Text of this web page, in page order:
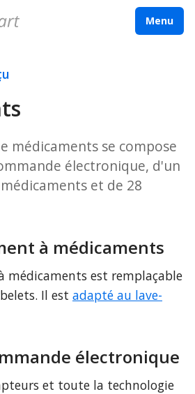
Menu
médicaments se compose
électronique, d'un
et de 28
à médicaments
médicaments est remplaçable
Il est adapté au lave-
électronique
et toute la technologie